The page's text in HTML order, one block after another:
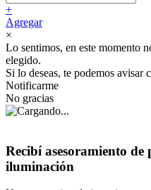
+
Agregar
×
Lo sentimos, en este momento
elegido.
Si lo deseas, te podemos avisar
Notificarme
No gracias
Recibí asesoramiento de
iluminación